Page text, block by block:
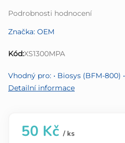
Průměrné
produktu
0,0
hvězdiček.
Podrobnosti hodnocení
Značka: OEM
Kód:XS1300MPA
Vhodný pro: • Biosys (BFM-800) •
Detailní informace
50 Kč / ks